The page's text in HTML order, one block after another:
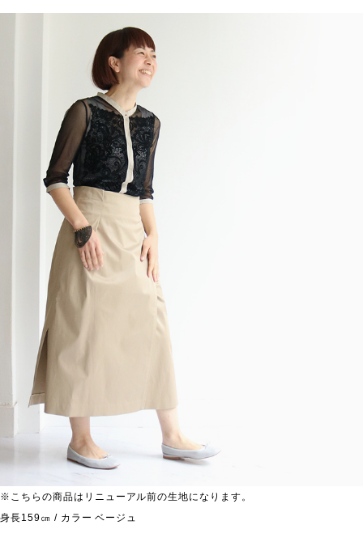
※こちらの商品はリニューアル前の生地になります。
身長159㎝ / カラー ベージュ